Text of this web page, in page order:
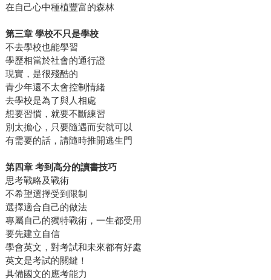
在自己心中種植豐富的森林
第三章 學校不只是學校
不去學校也能學習
學歷相當於社會的通行證
現實，是很殘酷的
青少年還不太會控制情緒
去學校是為了與人相處
想要習慣，就要不斷練習
別太擔心，只要隨遇而安就可以
有需要的話，請隨時推開逃生門
第四章 考到高分的讀書技巧
思考戰略及戰術
不希望選擇受到限制
選擇適合自己的做法
專屬自己的獨特戰術，一生都受用
要先建立自信
學會英文，對考試和未來都有好處
英文是考試的關鍵！
具備國文的應考能力